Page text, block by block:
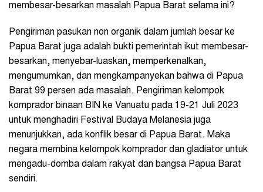
membesar-besarkan masalah Papua Barat selama ini?
Pengiriman pasukan non organik dalam jumlah besar ke
Papua Barat juga adalah bukti pemerintah ikut membesar-
besarkan, menyebar-luaskan, memperkenalkan,
mengumumkan, dan mengkampanyekan bahwa di Papua
Barat 99 persen ada masalah. Pengiriman kelompok
komprador binaan BIN ke Vanuatu pada 19-21 Juli 2023
untuk menghadiri Festival Budaya Melanesia juga
menunjukkan, ada konflik besar di Papua Barat. Maka
negara membina kelompok komprador dan gladiator untuk
mengadu-domba dalam rakyat dan bangsa Papua Barat
sendiri.